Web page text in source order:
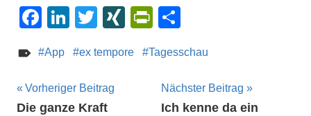
Facebook
LinkedIn
Twitter
XINGPrintFriendly
App ex tempore Tagesschau
Beitragsnavigation
Vorheriger Beitrag
Die ganze Kraft
Nächster Beitrag
Ich kenne da ein